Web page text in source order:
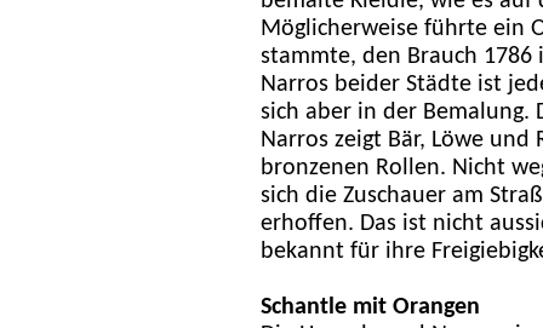
Möglicherweise führte ein
stammte, den Brauch
Narros beider Städte ist
sich aber in der Bemalung.
Narros zeigt Bär, Löwe und
bronzenen Rollen. Nicht
sich die Zuschauer am
erhoffen. Das ist nicht
bekannt für ihre
Schantle mit Orangen